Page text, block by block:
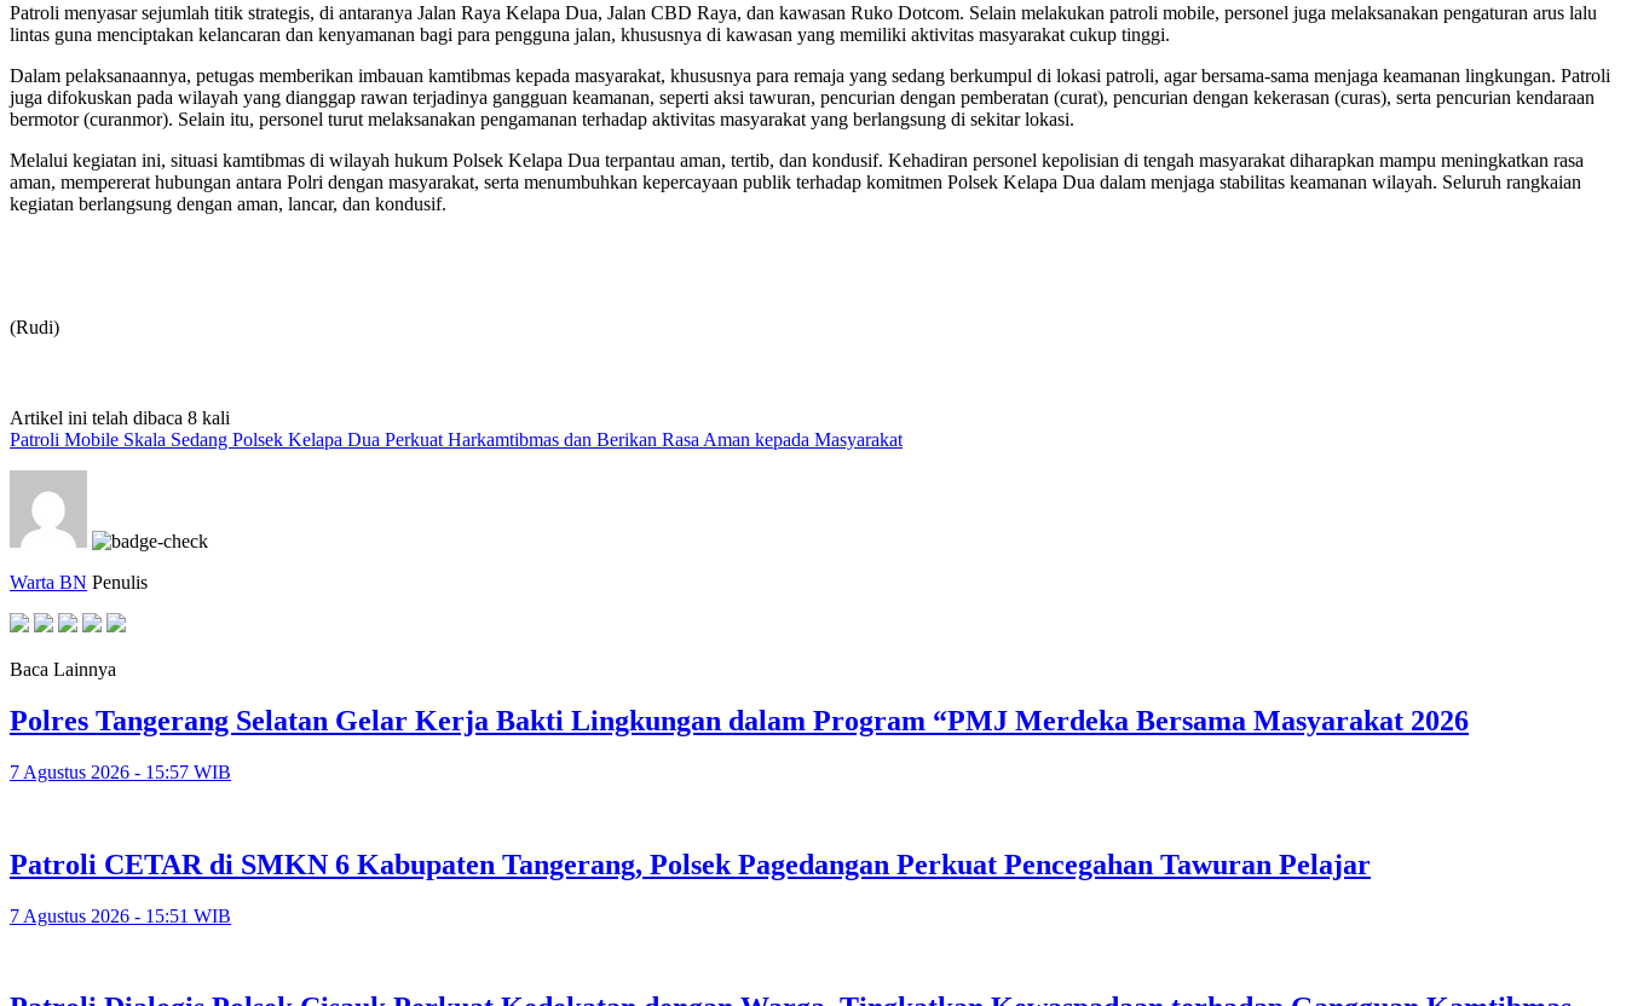
Patroli menyasar sejumlah titik strategis, di antaranya Jalan Raya Kelapa Dua, Jalan CBD Raya, dan kawasan Ruko Dotcom. Selain melakukan patroli mobile, personel juga melaksanakan pengaturan arus lalu
lintas guna menciptakan kelancaran dan kenyamanan bagi para pengguna jalan, khususnya di kawasan yang memiliki aktivitas masyarakat cukup tinggi.
Dalam pelaksanaannya, petugas memberikan imbauan kamtibmas kepada masyarakat, khususnya para remaja yang sedang berkumpul di lokasi patroli, agar bersama-sama menjaga keamanan lingkungan. Patroli
juga difokuskan pada wilayah yang dianggap rawan terjadinya gangguan keamanan, seperti aksi tawuran, pencurian dengan pemberatan (curat), pencurian dengan kekerasan (curas), serta pencurian kendaraan
bermotor (curanmor). Selain itu, personel turut melaksanakan pengamanan terhadap aktivitas masyarakat yang berlangsung di sekitar lokasi.
Melalui kegiatan ini, situasi kamtibmas di wilayah hukum Polsek Kelapa Dua terpantau aman, tertib, dan kondusif. Kehadiran personel kepolisian di tengah masyarakat diharapkan mampu meningkatkan rasa
aman, mempererat hubungan antara Polri dengan masyarakat, serta menumbuhkan kepercayaan publik terhadap komitmen Polsek Kelapa Dua dalam menjaga stabilitas keamanan wilayah. Seluruh rangkaian
kegiatan berlangsung dengan aman, lancar, dan kondusif.
(Rudi)
Artikel ini telah dibaca 8 kali
Patroli Mobile Skala Sedang Polsek Kelapa Dua Perkuat Harkamtibmas dan Berikan Rasa Aman kepada Masyarakat
Warta BN Penulis
Baca Lainnya
Polres Tangerang Selatan Gelar Kerja Bakti Lingkungan dalam Program “PMJ Merdeka Bersama Masyarakat 2026
7 Agustus 2026 - 15:57 WIB
Patroli CETAR di SMKN 6 Kabupaten Tangerang, Polsek Pagedangan Perkuat Pencegahan Tawuran Pelajar
7 Agustus 2026 - 15:51 WIB